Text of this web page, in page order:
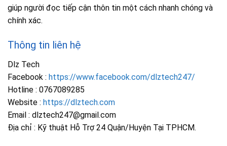
giúp người đọc tiếp cận thôn tin một cách nhanh chóng và
chính xác.
Thông tin liên hệ
Dlz Tech
Facebook : https://www.facebook.com/dlztech247/
Hotline : 0767089285
Website : https://dlztech.com
Email : dlztech247@gmail.com
Địa chỉ : Kỹ thuật Hỗ Trợ 24 Quận/Huyện Tại TPHCM.